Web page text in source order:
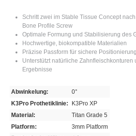
Schritt zwei im Stable Tissue Concept
Bone Profile Screw
Optimale Formung und Stabilisierung des
Hochwertige, biokompatible Materialien
Präzise Passform für sichere Positionierung
Unterstützt natürliche Zahnfleischkonturen
Ergebnisse
Abwinkelung:
0°
K3Pro Prothetiklinie:
K3Pro XP
Material:
Titan Grade 5
Platform:
3mm Platform